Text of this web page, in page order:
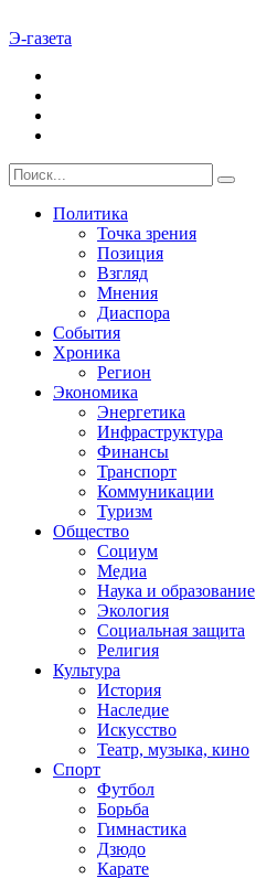
Э-газета
Политика
Точка зрения
Позиция
Взгляд
Мнения
Диаспора
События
Хроника
Регион
Экономика
Энергетика
Инфраструктура
Финансы
Транспорт
Коммуникации
Туризм
Общество
Социум
Медиа
Наука и образование
Экология
Социальная защита
Религия
Культура
История
Наследие
Искусство
Театр, музыка, кино
Спорт
Футбол
Борьба
Гимнастика
Дзюдо
Карате